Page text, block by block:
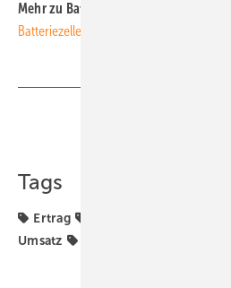
Mehr zu Batteriespeichern lesen:
Batteriezellen in Deutschland produzieren
Tags
Ertrag
Umsatz